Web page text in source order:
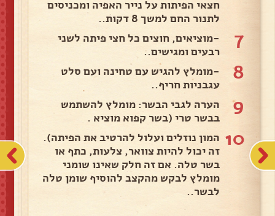
חצאי הפיתות על נייר האפיה ומכניסים
לתנור החם למשך 8 דקות..
7
-מוציאים, חוצים כל חצי פיתה לשני
רבעים ומגישים..
8
-מומלץ להגיש עם טחינה ועם סלט
עגבניות חריף..
9
הערה לגבי הבשר: מומלץ להשתמש
בבשר טרי (בשר קפוא מוציא .
10 המון נוזלים ועלול להרטיב את הפיתה).
זה יכול להיות צוואר, צלעות, כתף או
בשר טלה. אם זה חלק שאינו שומני
מומלץ לבקש מהקצב להוסיף שומן טלה
לבשר..